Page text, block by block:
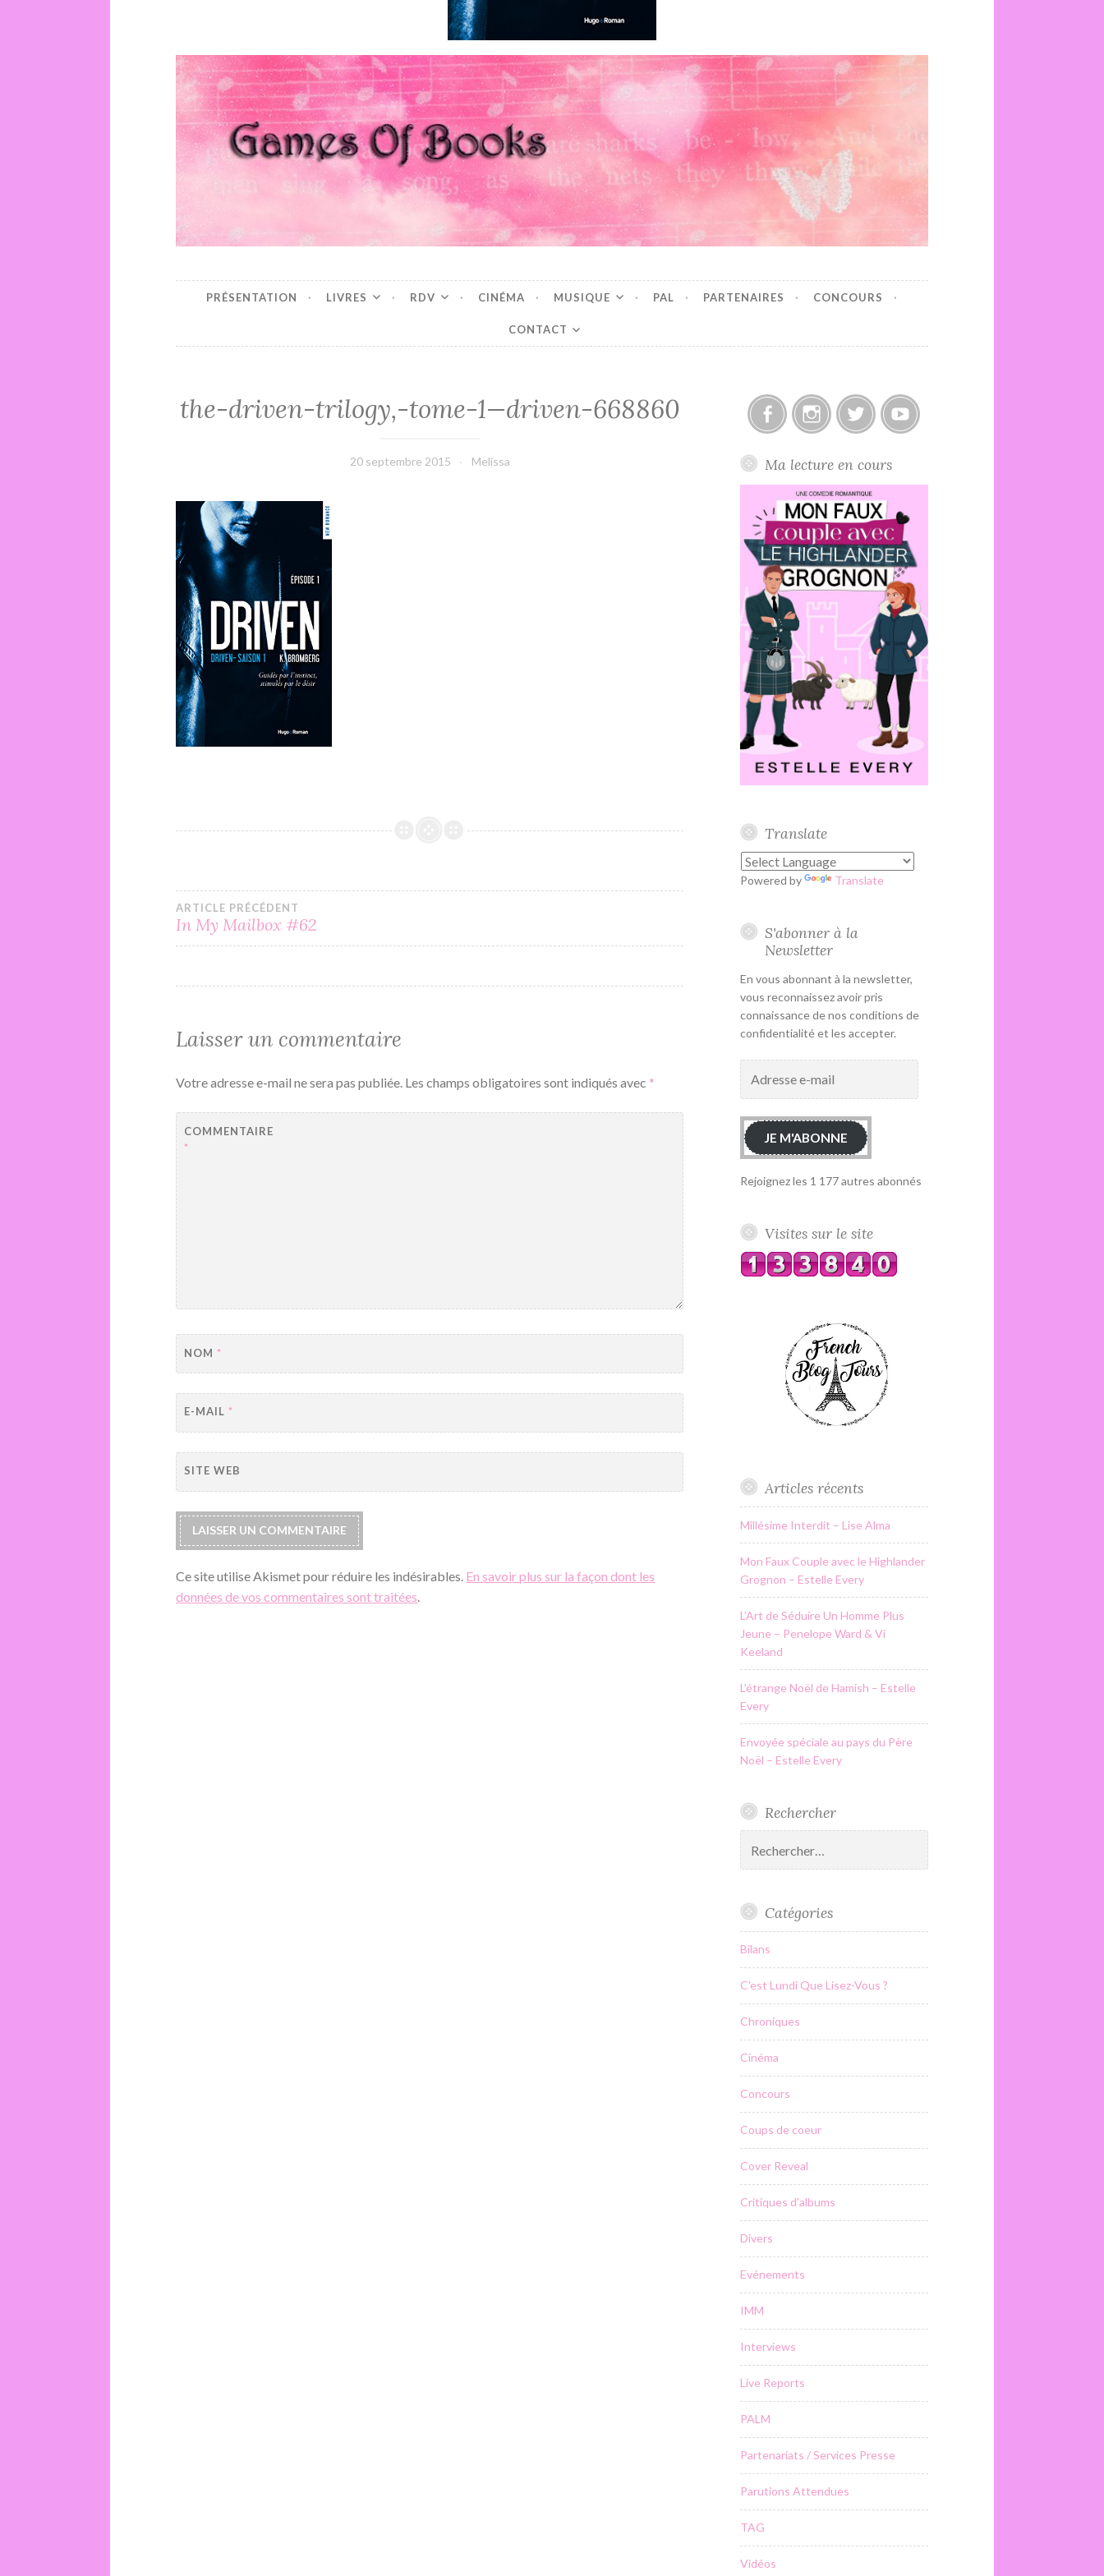
Games Of Books
PRÉSENTATION LIVRES RDV CINÉMA MUSIQUE PAL PARTENAIRES CONCOURS
CONTACT
the-driven-trilogy,-tome-1—driven-668860
20 septembre 2015 Melissa
Navigation
de
l’article
ARTICLE PRÉCÉDENT
In My Mailbox #62
Laisser un commentaire
Votre adresse e-mail ne sera pas publiée. Les champs obligatoires sont indiqués avec *
COMMENTAIRE
*
NOM *
E-MAIL *
SITE WEB
Ce site utilise Akismet pour réduire les indésirables. En savoir plus sur la façon dont les
données de vos commentaires sont traitées
Ma lecture en cours
Translate
Powered by Translate
S'abonner à la
Newsletter
En vous abonnant à la newsletter,
vous reconnaissez avoir pris
connaissance de nos conditions de
confidentialité et les accepter.
mail
JE M'ABONNE
Rejoignez les 1 177 autres abonnés
Visites sur le site
Articles récents
Millésime Interdit – Lise Alma
Mon Faux Couple avec le Highlander
Grognon – Estelle Every
L’Art de Séduire Un Homme Plus
Jeune – Penelope Ward & Vi
Keeland
L’étrange Noël de Hamish – Estelle
Every
Envoyée spéciale au pays du Père
Noël – Estelle Every
Rechercher
Catégories
Bilans
C'est Lundi Que Lisez-Vous ?
Chroniques
Cinéma
Concours
Coups de coeur
Cover Reveal
Critiques d'albums
Divers
Evénements
IMM
Interviews
Live Reports
PALM
Partenariats / Services Presse
Parutions Attendues
TAG
Vidéos